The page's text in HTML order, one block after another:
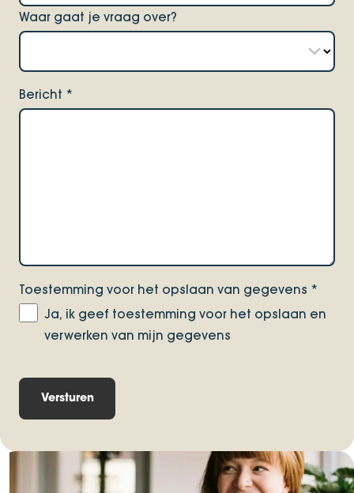
Waar gaat je vraag over?
Bericht *
Toestemming voor het opslaan van gegevens *
Ja, ik geef toestemming voor het opslaan en
verwerken van mijn gegevens